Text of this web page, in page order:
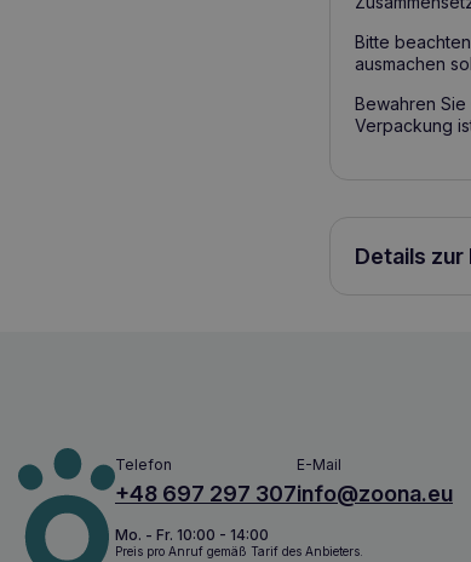
Bitte
ausmachen
Bewahren
Verpackung
Details
Telefon
+48 697 297 307
E-Mail
info@zoona.eu
Mo. - Fr. 10:00 - 14:00
Preis pro Anruf gemäß Tarif des Anbieters.